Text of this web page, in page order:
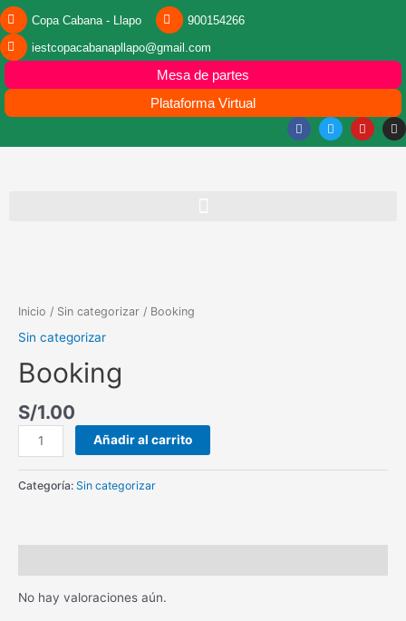
Copa Cabana - Llapo
900154266
iestcopacabanapllapo@gmail.com
Mesa de partes
Plataforma Virtual
Inicio / Sin categorizar / Booking
Sin categorizar
Booking
S/1.00
Añadir al carrito
Categoría: Sin categorizar
No hay valoraciones aún.